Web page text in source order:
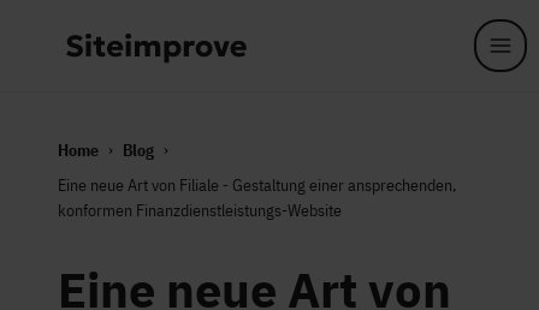
Home
Blog
Eine neue Art von Filiale - Gestaltung einer ansprechenden,
konformen Finanzdienstleistungs-Website
Eine neue Art von